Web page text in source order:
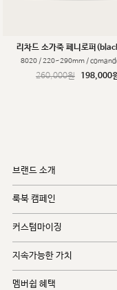
리차드 소가죽 페니로퍼
8020 / 220~290mm /
260,000원 198,000
브랜드 소개
룩북 캠페인
커스텀마이징
지속가능한 가치
멤버쉽 혜택